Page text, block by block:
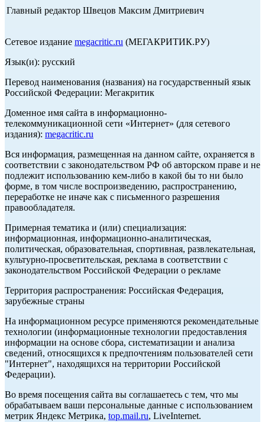
Главный редактор Швецов Максим Дмитриевич
Сетевое издание megacritic.ru (МЕГАКРИТИК.РУ)
Язык(и): русский
Перевод наименования (названия) на государственный язык
Российской Федерации: Мегакритик
Доменное имя сайта в информационно-
телекоммуникационной сети «Интернет» (для сетевого
издания): megacritic.ru
Вся информация, размещенная на данном сайте, охраняется в
соответствии с законодательством РФ об авторском праве и не
подлежит использованию кем-либо в какой бы то ни было
форме, в том числе воспроизведению, распространению,
переработке не иначе как с письменного разрешения
правообладателя.
Примерная тематика и (или) специализация:
информационная, информационно-аналитическая,
политическая, образовательная, спортивная, развлекательная,
культурно-просветительская, реклама в соответствии с
законодательством Российской Федерации о рекламе
Территория распространения: Российская Федерация,
зарубежные страны
На информационном ресурсе применяются рекомендательные
технологии (информационные технологии предоставления
информации на основе сбора, систематизации и анализа
сведений, относящихся к предпочтениям пользователей сети
"Интернет", находящихся на территории Российской
Федерации).
Во время посещения сайта вы соглашаетесь с тем, что мы
обрабатываем ваши персональные данные с использованием
метрик Яндекс Метрика, top.mail.ru, LiveInternet.